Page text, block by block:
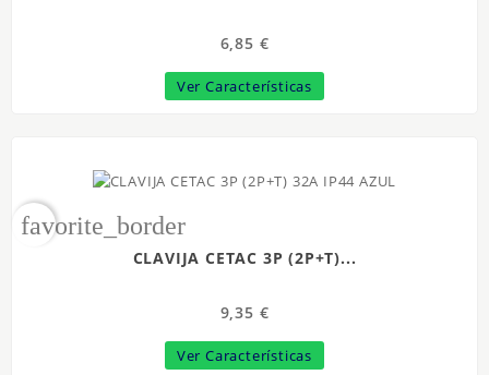
6,85 €
Ver Características
favorite_border
CLAVIJA CETAC 3P (2P+T)...
9,35 €
Ver Características